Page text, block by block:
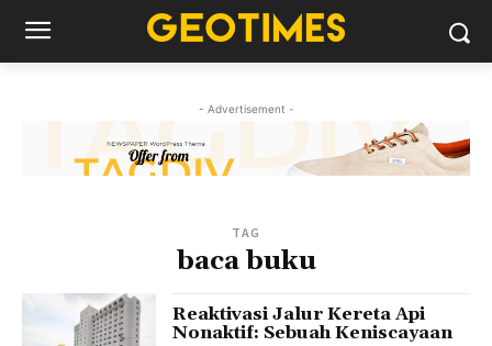
- Advertisement -
TAG
baca buku
Reaktivasi Jalur Kereta Api
Nonaktif: Sebuah Keniscayaan